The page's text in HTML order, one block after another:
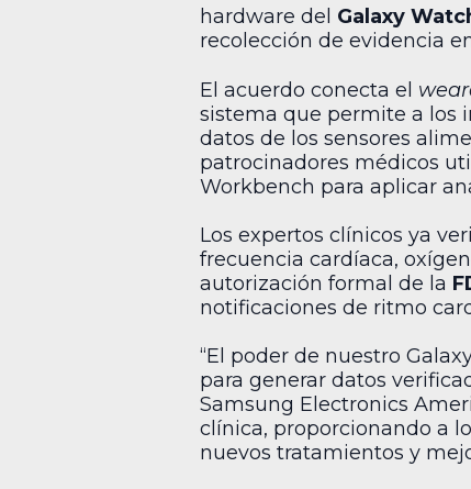
hardware del Galaxy
recolección de evidencia
El acuerdo conecta el
sistema que permite a los
datos de los sensores
patrocinadores médicos
Workbench para aplicar
Los expertos clínicos ya
frecuencia cardíaca,
autorización formal de la
notificaciones de ritmo
“El poder de nuestro
para generar datos
Samsung Electronics
clínica, proporcionando a
nuevos tratamientos y